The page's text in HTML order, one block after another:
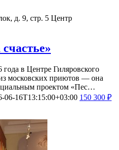
д. 9, стр. 5 Центр
в Центре Гиляровского
московских приютов — она
проектом «Пес…
06-16T13:15:00+03:00 150 300 ₽